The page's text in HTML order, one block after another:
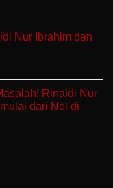
Nur Ibrahim dan
Rinaldi Nur
dari Nol di